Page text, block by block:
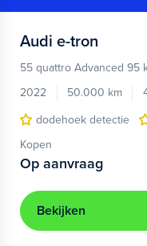
Audi e-tron
55 quattro Advanced 95
2022
50.000 km
dodehoek detectie
Kopen
Op aanvraag
Bekijken